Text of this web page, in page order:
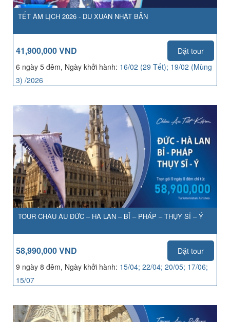
TẾT ÂM LỊCH 2026 - DU XUÂN NHẬT BẢN
41,900,000 VND
Đặt tour
6 ngày 5 đêm, Ngày khởi hành: 16/02 (29 Tết); 19/02 (Mùng
3) /2026
TOUR CHÂU ÂU ĐỨC – HÀ LAN – BỈ – PHÁP – THỤY SĨ – Ý
58,990,000 VND
Đặt tour
9 ngày 8 đêm, Ngày khởi hành: 15/04; 22/04; 20/05; 17/06;
15/07